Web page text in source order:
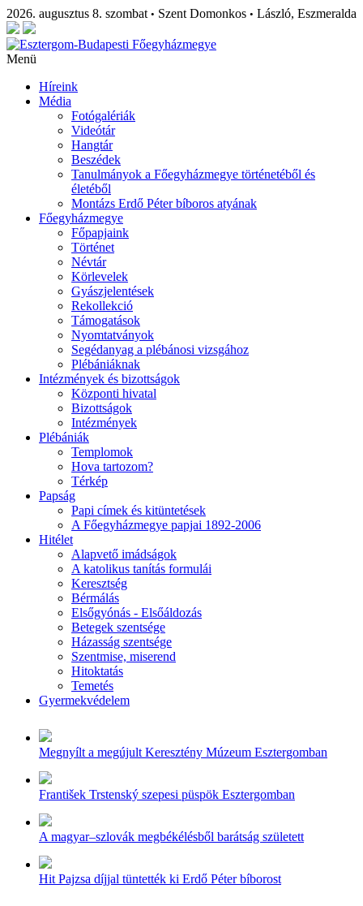
2026. augusztus 8. szombat • Szent Domonkos • László, Eszmeralda
Menü
Híreink
Média
Fotógalériák
Videótár
Hangtár
Beszédek
Tanulmányok a Főegyházmegye történetéből és
életéből
Montázs Erdő Péter bíboros atyának
Főegyházmegye
Főpapjaink
Történet
Névtár
Körlevelek
Gyászjelentések
Rekollekció
Támogatások
Nyomtatványok
Segédanyag a plébánosi vizsgához
Plébániáknak
Intézmények és bizottságok
Központi hivatal
Bizottságok
Intézmények
Plébániák
Templomok
Hova tartozom?
Térkép
Papság
Papi címek és kitüntetések
A Főegyházmegye papjai 1892-2006
Hitélet
Alapvető imádságok
A katolikus tanítás formulái
Keresztség
Bérmálás
Elsőgyónás - Elsőáldozás
Betegek szentsége
Házasság szentsége
Szentmise, miserend
Hitoktatás
Temetés
Gyermekvédelem
Megnyílt a megújult Keresztény Múzeum Esztergomban
František Trstenský szepesi püspök Esztergomban
A magyar–szlovák megbékélésből barátság született
Hit Pajzsa díjjal tüntették ki Erdő Péter bíborost